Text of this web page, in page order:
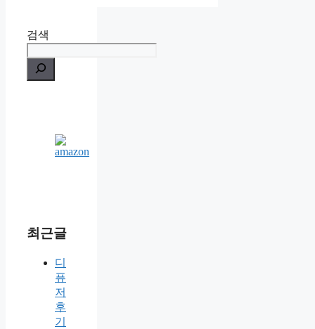
검색
최근글
디
퓨
저
후
기